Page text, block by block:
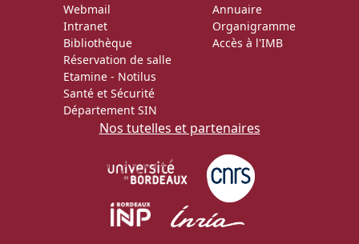
Webmail
Intranet
Bibliothèque
Réservation de salle
Etamine - Notilus
Santé et Sécurité
Département SIN
Annuaire
Organigramme
Accès à l'IMB
Nos tutelles et partenaires